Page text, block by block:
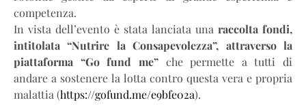
competenza.
In vista dell’evento è stata lanciata una raccolta fondi,
intitolata “Nutrire la Consapevolezza”, attraverso la
piattaforma “Go fund me”che permette a tutti di
andare a sostenere la lotta contro questa vera e propria
malattia (https://gofund.me/e9bfe02a).